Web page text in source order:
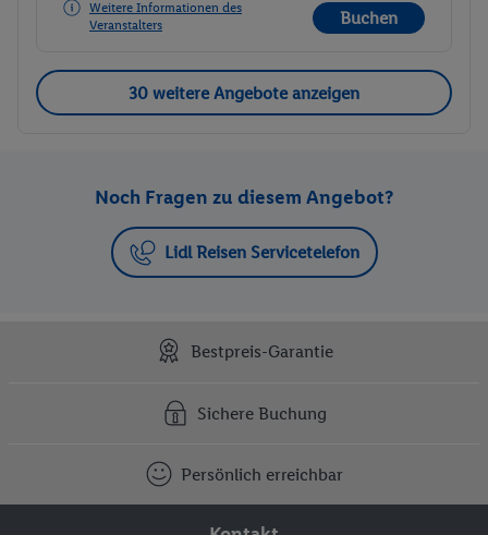
Veranstalter:TUI Deutschland GmbH
Weitere Informationen des
30 weitere Angebote anzeigen
Noch Fragen zu diesem Angebot?
Lidl Reisen Servicetelefon
Persönlich erreichbar